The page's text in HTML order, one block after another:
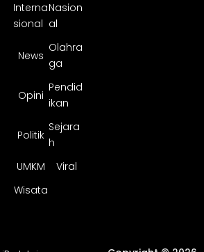
Interna
sional
Nasion
al
News
Olahra
ga
Opini
Pendid
ikan
Politik
Sejara
h
UMKM
Viral
Wisata